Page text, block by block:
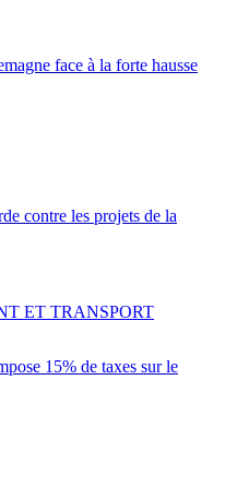
face à la forte hausse
contre les projets de la
15% de taxes sur le
ET TRANSPORT